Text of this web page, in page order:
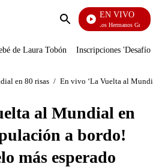
Enviar
EN VIVO
Cuentos De Los Hermanos Grimm
de Laura Tobón Inscripciones 'Desafío'
en 80 risas / En vivo ‘La Vuelta al Mundial
al Mundial en
a bordo!
más esperado